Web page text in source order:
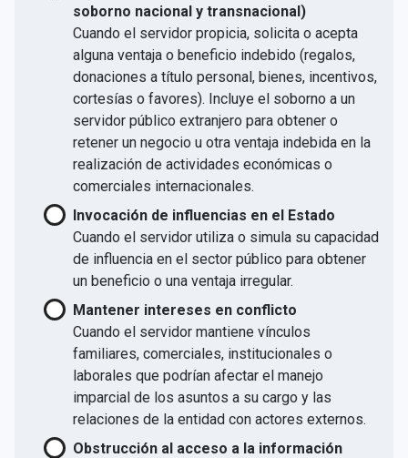
soborno nacional y transnacional)
Cuando el servidor propicia, solicita o acepta
alguna ventaja o beneficio indebido (regalos,
donaciones a título personal, bienes, incentivos,
cortesías o favores). Incluye el soborno a un
servidor público extranjero para obtener o
retener un negocio u otra ventaja indebida en la
realización de actividades económicas o
comerciales internacionales.
Invocación de influencias en el Estado
Cuando el servidor utiliza o simula su capacidad
de influencia en el sector público para obtener
un beneficio o una ventaja irregular.
Mantener intereses en conflicto
Cuando el servidor mantiene vínculos
familiares, comerciales, institucionales o
laborales que podrían afectar el manejo
imparcial de los asuntos a su cargo y las
relaciones de la entidad con actores externos.
Obstrucción al acceso a la información